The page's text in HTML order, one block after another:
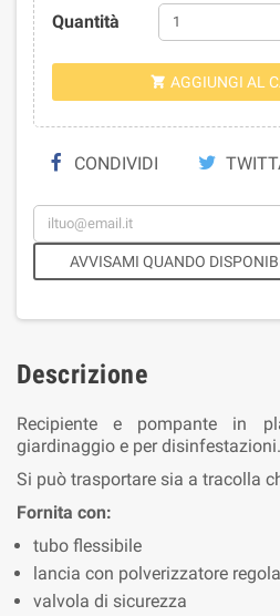
Quantità
 AGGIUNGI AL
CONDIVIDI
AVVISAMI QUANDO
Descrizione
Recipiente e pompante in
giardinaggio e per disinfestazioni.
Si può trasportare sia a tracolla
Fornita con:
tubo flessibile
lancia con polverizzatore
valvola di sicurezza